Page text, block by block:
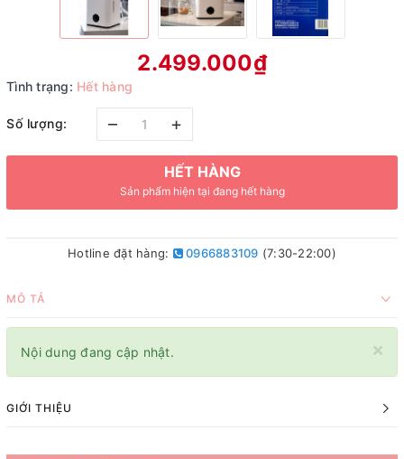
2.499.000₫
Tình trạng: Hết hàng
Số lượng: – +
HẾT HÀNG
Sản phẩm hiện tại đang hết hàng
Hotline đặt hàng: 0966883109 (7:30-22:00)
MÔ TẢ
×
Nội dung đang cập nhật.
GIỚI THIỆU